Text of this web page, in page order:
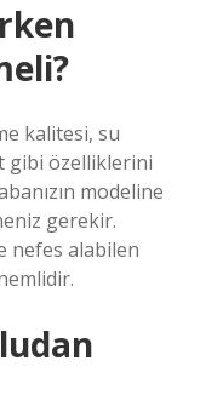
kalitesi, su
gibi özelliklerini
modeline
gerekir.
nefes alabilen